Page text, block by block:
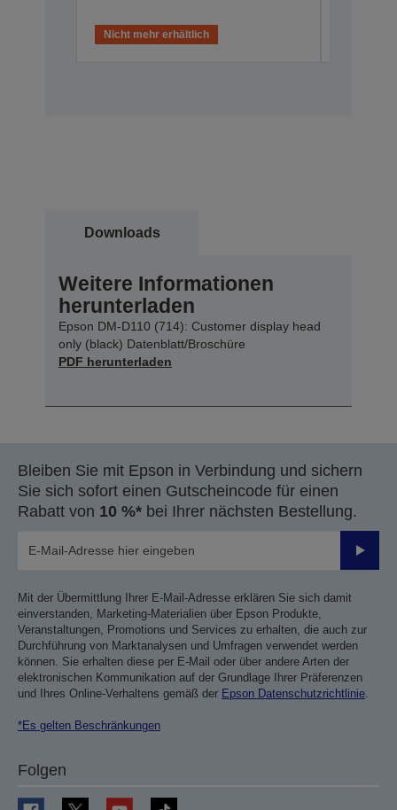
Nicht mehr erhältlich
Downloads
Weitere Informationen
herunterladen
Epson DM-D110 (714): Customer display head
only (black) Datenblatt/Broschüre
PDF herunterladen
Bleiben Sie mit Epson in Verbindung und sichern
Sie sich sofort einen Gutscheincode für einen
Rabatt von 10 %* bei Ihrer nächsten Bestellung.
Mit der Übermittlung Ihrer E-Mail-Adresse erklären Sie sich damit
einverstanden, Marketing-Materialien über Epson Produkte,
Veranstaltungen, Promotions und Services zu erhalten, die auch zur
Durchführung von Marktanalysen und Umfragen verwendet werden
können. Sie erhalten diese per E-Mail oder über andere Arten der
elektronischen Kommunikation auf der Grundlage Ihrer Präferenzen
und Ihres Online-Verhaltens gemäß der Epson Datenschutzrichtlinie
*Es gelten Beschränkungen
Folgen